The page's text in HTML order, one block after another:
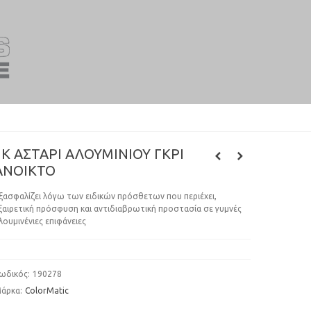
ΑΣΤΆΡΙ ΑΛΟΥΜΙΝΊΟΥ ΓΚΡΙ
λόγω των ειδικών πρόσθετων που περιέχει,
πρόσφυση και αντιδιαβρωτική προστασία σε γυμνές
επιφάνειες
190278
ColorMatic